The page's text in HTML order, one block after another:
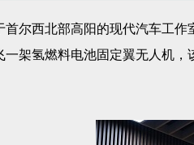
尔西北部高阳的现代汽车工作
架氢燃料电池固定翼无人机，